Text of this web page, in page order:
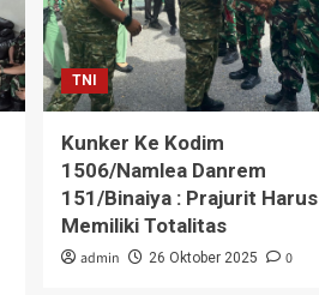
TNI
Kunker Ke Kodim
1506/Namlea Danrem
151/Binaiya : Prajurit Harus
Memiliki Totalitas
admin 26 Oktober 2025 0